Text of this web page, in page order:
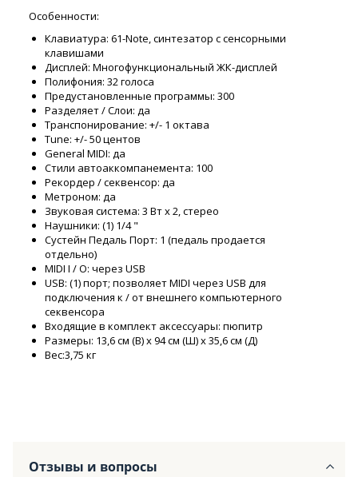
Особенности:
Клавиатура: 61-Note, синтезатор с сенсорными
клавишами
Дисплей: Многофункциональный ЖК-дисплей
Полифония: 32 голоса
Предустановленные программы: 300
Разделяет / Слои: да
Транспонирование: +/- 1 октава
Tune: +/- 50 центов
General MIDI: да
Стили автоаккомпанемента: 100
Рекордер / секвенсор: да
Метроном: да
Звуковая система: 3 Вт х 2, стерео
Наушники: (1) 1/4 "
Сустейн Педаль Порт: 1 (педаль продается
отдельно)
MIDI I / O: через USB
USB: (1) порт; позволяет MIDI через USB для
подключения к / от внешнего компьютерного
секвенсора
Входящие в комплект аксессуары: пюпитр
Размеры: 13,6 см (В) х 94 см (Ш) х 35,6 см (Д)
Вес:3,75 кг
Отзывы и вопросы